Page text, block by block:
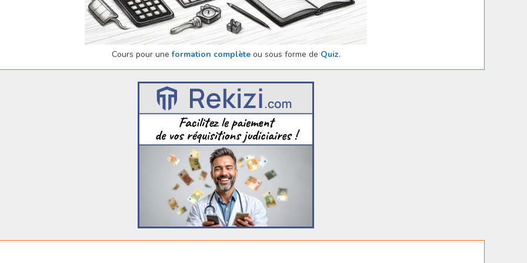
Cours pour uneformation complèteou sous forme de Quiz.